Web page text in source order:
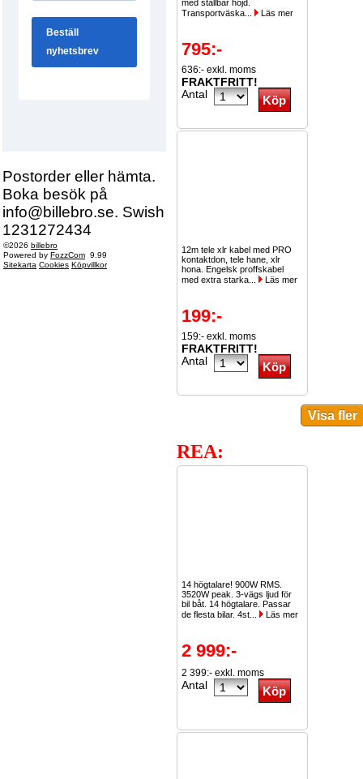
Postorder eller hämta.
Boka besök på
info@billebro.se. Swish
1231272434
©2026 billebro
Powered by FozzCom 9.99
Sitekarta Cookies Köpvillkor
med ställbar höjd.
Transportväska...
Läs mer
795:-
636:- exkl. moms
FRAKTFRITT!
Antal
12m tele xlr kabel med PRO
kontaktdon, tele hane, xlr
hona. Engelsk proffskabel
med extra starka...
Läs mer
199:-
159:- exkl. moms
FRAKTFRITT!
Antal
REA:
14 högtalare! 900W RMS.
3520W peak. 3-vägs ljud för
bil båt. 14 högtalare. Passar
de flesta bilar. 4st...
Läs mer
2 999:-
2 399:- exkl. moms
Antal